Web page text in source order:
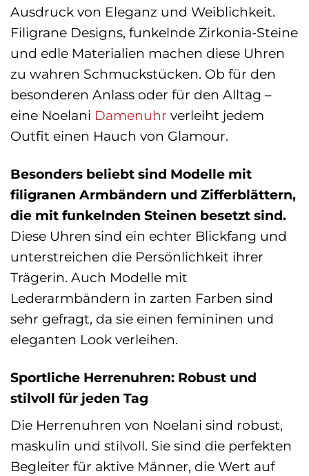
Ausdruck von Eleganz und Weiblichkeit.
Filigrane Designs, funkelnde Zirkonia-Steine
und edle Materialien machen diese Uhren
zu wahren Schmuckstücken. Ob für den
besonderen Anlass oder für den Alltag –
eine Noelani Damenuhr verleiht jedem
Outfit einen Hauch von Glamour.
Besonders beliebt sind Modelle mit
filigranen Armbändern und Zifferblättern,
die mit funkelnden Steinen besetzt sind.
Diese Uhren sind ein echter Blickfang und
unterstreichen die Persönlichkeit ihrer
Trägerin. Auch Modelle mit
Lederarmbändern in zarten Farben sind
sehr gefragt, da sie einen femininen und
eleganten Look verleihen.
Sportliche Herrenuhren: Robust und
stilvoll für jeden Tag
Die Herrenuhren von Noelani sind robust,
maskulin und stilvoll. Sie sind die perfekten
Begleiter für aktive Männer, die Wert auf